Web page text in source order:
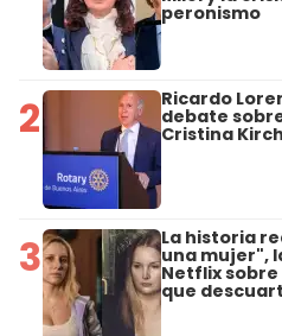
peronismo
2 Ricardo
debate
Cristina
3 La historia
una mujer",
Netflix sobre
que